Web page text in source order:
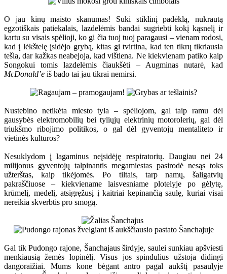
O jau kinų maisto skanumas! Suki stiklinį padėklą, nukrautą
egzotiškais patiekalais, lazdelėmis bandai sugriebti kokį kąsnelį ir
kartu su visais spėlioji, ko gi čia tuoj tuoj paragausi – vienam rodosi,
kad į lėkštelę įsidėjo grybą, kitas gi tvirtina, kad ten tikrų tikriausia
tešla, dar kažkas neabejoja, kad vištiena. Ne kiekvienam patiko kaip
Songokui tomis lazdelėmis čiaukšėti – Augminas nutarė, kad
McDonald’e iš bado tai jau tikrai nemirsi.
Nustebino netikėta miesto tyla – spėliojom, gal taip ramu dėl
gausybės elektromobilių bei tyliųjų elektrinių motorolerių, gal dėl
triukšmo ribojimo politikos, o gal dėl gyventojų mentaliteto ir
vietinės kultūros?
Nesuklydom į lagaminus neįsidėję respiratorių. Daugiau nei 24
milijonus gyventojų talpinantis megamiestas pasirodė nesąs toks
užterštas, kaip tikėjomės. Po tiltais, tarp namų, šaligatvių
pakraščiuose – kiekviename laisvesniame plotelyje po gėlytę,
krūmelį, medelį, atsigręžusį į kaitriai kepinančią saulę, kuriai visai
nereikia skverbtis pro smogą.
Gal tik Pudongo rajone, Šanchajaus širdyje, saulei sunkiau apšviesti
menkiausią žemės lopinėlį. Visus jos spindulius užstoja didingi
dangoraižiai. Mums kone bėgant antro pagal aukštį pasaulyje